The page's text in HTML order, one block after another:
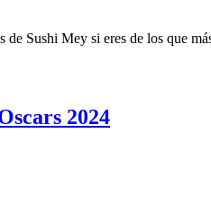
de Sushi Mey si eres de los que
2024